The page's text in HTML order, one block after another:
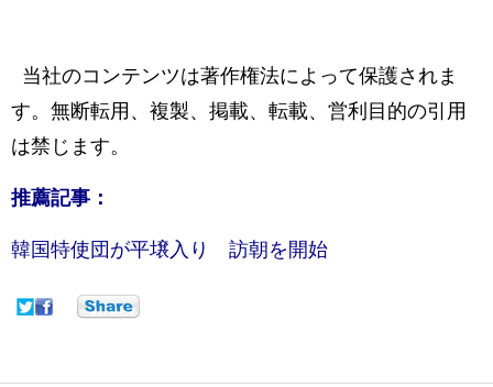
当社のコンテンツは著作権法によって保護されま
す。無断転用、複製、掲載、転載、営利目的の引用
は禁じます。
推薦記事：
韓国特使団が平壌入り 訪朝を開始